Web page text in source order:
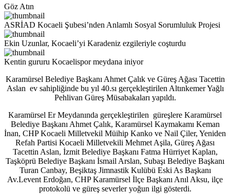
Göz Atın
ASRİAD Kocaeli Şubesi’nden Anlamlı Sosyal Sorumluluk Projesi
Ekin Uzunlar, Kocaeli’yi Karadeniz ezgileriyle coşturdu
Kentin gururu Kocaelispor meydana iniyor
Karamürsel Belediye Başkanı Ahmet Çalık ve Güreş Ağası Tacettin
Aslan ev sahipliğinde bu yıl 40.sı gerçekleştirilen Altınkemer Yağlı
Pehlivan Güreş Müsabakaları yapıldı.
Karamürsel Er Meydanında gerçekleştirilen güreşlere Karamürsel
Belediye Başkanı Ahmet Çalık, Karamürsel Kaymakamı Keman
İnan, CHP Kocaeli Milletvekil Müihip Kanko ve Nail Çiler, Yeniden
Refah Partisi Kocaeli Milletvekili Mehmet Aşila, Güreş Ağası
Tacettin Aslan, İzmit Belediye Başkanı Fatma Hürriyet Kaplan,
Taşköprü Belediye Başkanı İsmail Arslan, Subaşı Belediye Başkanı
Turan Canbay, Beşiktaş Jimnastik Kulübü Eski As Başkanı
Av.Levent Erdoğan, CHP Karamürsel İlçe Başkanı Anıl Aksu, ilçe
protokolü ve güreş severler yoğun ilgi gösterdi.